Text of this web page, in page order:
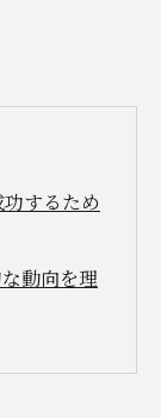
するため
動向を理